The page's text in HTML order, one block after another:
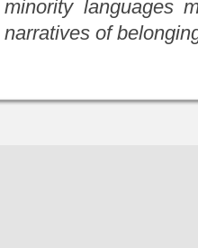
minority languages
narratives of